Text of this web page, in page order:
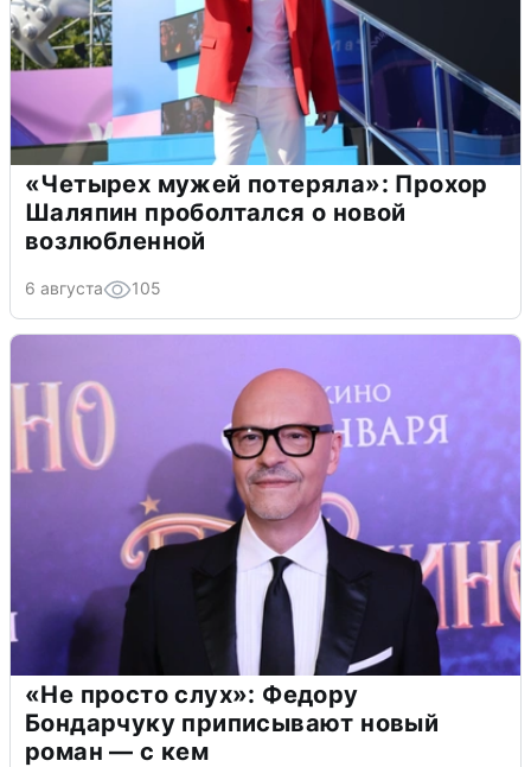
«Четырех мужей потеряла»: Прохор
Шаляпин проболтался о новой
возлюбленной
6 августа 105
«Не просто слух»: Федору
Бондарчуку приписывают новый
роман — с кем